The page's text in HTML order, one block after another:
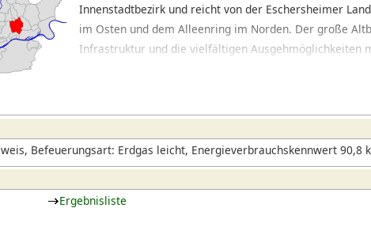
Innenstadtbezirk und reicht von der Eschersheimer
im Osten und dem Alleenring im Norden. Der große
Infrastruktur und die vielfältigen Ausgehmöglichkeiten
Befeuerungsart: Erdgas leicht, Energieverbrauchskennwert 90,8
Ergebnisliste